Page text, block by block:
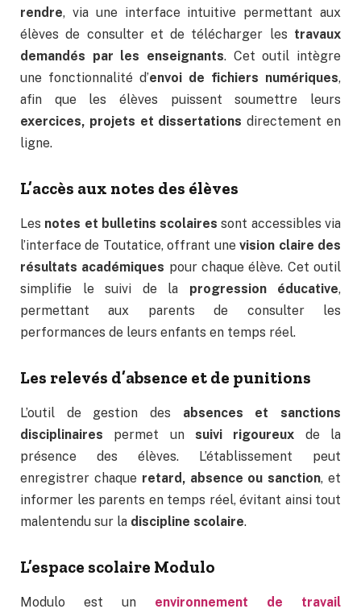
rendre, via une interface intuitive permettant aux
élèves de consulter et de télécharger les travaux
demandés par les enseignants. Cet outil intègre
une fonctionnalité d’envoi de fichiers numériques,
afin que les élèves puissent soumettre leurs
exercices, projets et dissertations directement en
ligne.
L’accès aux notes des élèves
Les notes et bulletins scolaires sont accessibles via
l’interface de Toutatice, offrant unevision claire des
résultats académiques pour chaque élève. Cet outil
simplifie le suivi de la progression éducative,
permettant aux parents de consulter les
performances de leurs enfants en temps réel.
Les relevés d’absence et de punitions
L’outil de gestion des absences et sanctions
disciplinaires permet un suivi rigoureux de la
présence des élèves. L’établissement peut
enregistrer chaque retard, absence ou sanction, et
informer les parents en temps réel, évitant ainsi tout
malentendu sur la discipline scolaire.
L’espace scolaire Modulo
Modulo est un environnement de travail